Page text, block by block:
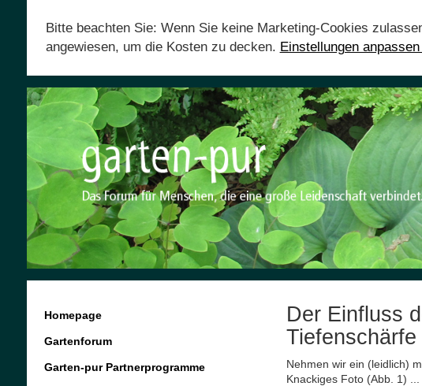
Bitte beachten Sie: Wenn Sie keine Marketing-Cookies
angewiesen, um die Kosten zu decken. Einstellungen
Homepage
Gartenforum
Garten-pur Partnerprogramme
Der Einfluss
Tiefenschärfe
Nehmen wir ein (leidlich)
Knackiges Foto (Abb. 1)